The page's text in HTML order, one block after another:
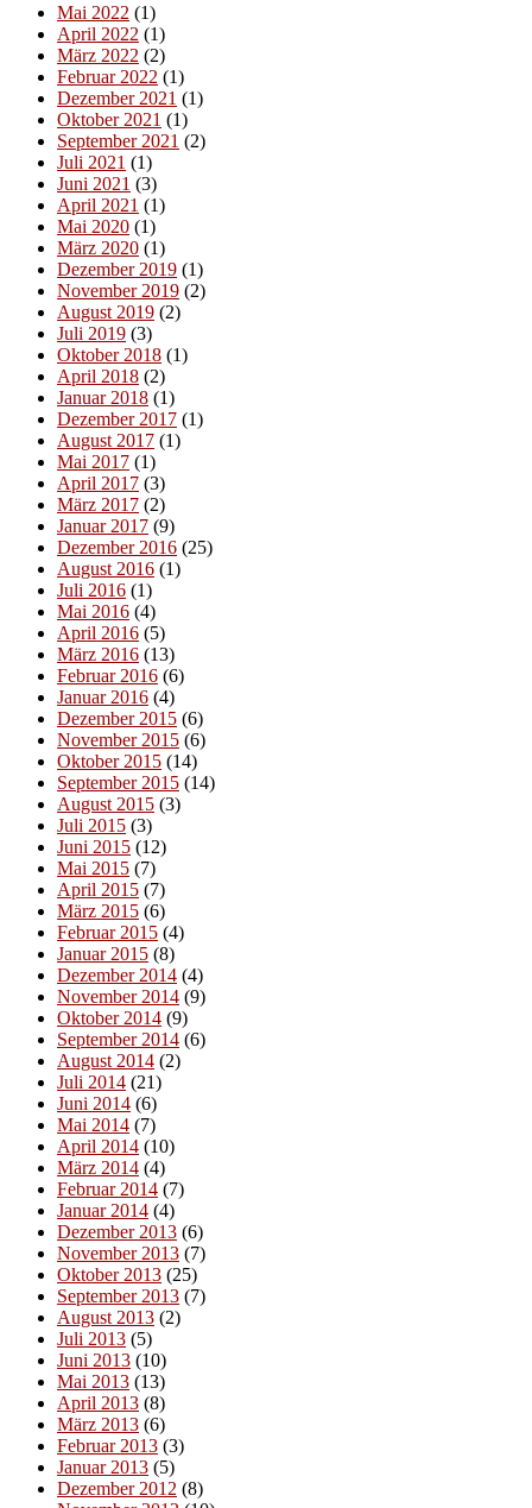
Mai 2022 (1)
April 2022 (1)
März 2022 (2)
Februar 2022 (1)
Dezember 2021 (1)
Oktober 2021 (1)
September 2021 (2)
Juli 2021 (1)
Juni 2021 (3)
April 2021 (1)
Mai 2020 (1)
März 2020 (1)
Dezember 2019 (1)
November 2019 (2)
August 2019 (2)
Juli 2019 (3)
Oktober 2018 (1)
April 2018 (2)
Januar 2018 (1)
Dezember 2017 (1)
August 2017 (1)
Mai 2017 (1)
April 2017 (3)
März 2017 (2)
Januar 2017 (9)
Dezember 2016 (25)
August 2016 (1)
Juli 2016 (1)
Mai 2016 (4)
April 2016 (5)
März 2016 (13)
Februar 2016 (6)
Januar 2016 (4)
Dezember 2015 (6)
November 2015 (6)
Oktober 2015 (14)
September 2015 (14)
August 2015 (3)
Juli 2015 (3)
Juni 2015 (12)
Mai 2015 (7)
April 2015 (7)
März 2015 (6)
Februar 2015 (4)
Januar 2015 (8)
Dezember 2014 (4)
November 2014 (9)
Oktober 2014 (9)
September 2014 (6)
August 2014 (2)
Juli 2014 (21)
Juni 2014 (6)
Mai 2014 (7)
April 2014 (10)
März 2014 (4)
Februar 2014 (7)
Januar 2014 (4)
Dezember 2013 (6)
November 2013 (7)
Oktober 2013 (25)
September 2013 (7)
August 2013 (2)
Juli 2013 (5)
Juni 2013 (10)
Mai 2013 (13)
April 2013 (8)
März 2013 (6)
Februar 2013 (3)
Januar 2013 (5)
Dezember 2012 (8)